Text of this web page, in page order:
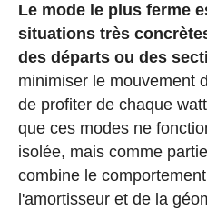
Le mode le plus ferme
situations très
des départs ou des
minimiser le mouvement
de profiter de chaque
que ces modes ne
isolée, mais comme
combine le
l'amortisseur et de la